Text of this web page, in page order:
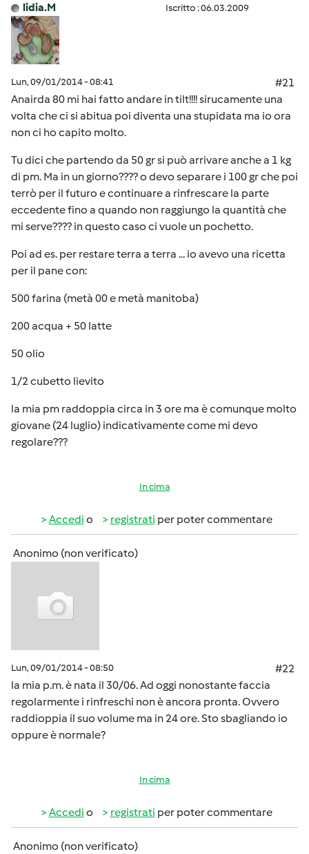
lidia.M Iscritto : 06.03.2009
Lun, 09/01/2014 - 08:41
#21
Anairda 80 mi hai fatto andare in tilt!!!! sirucamente una
volta che ci si abitua poi diventa una stupidata ma io ora
non ci ho capito molto.
Tu dici che partendo da 50 gr si può arrivare anche a 1 kg
di pm. Ma in un giorno???? o devo separare i 100 gr che poi
terrò per il futuro e continuare a rinfrescare la parte
eccedente fino a quando non raggiungo la quantità che
mi serve???? in questo caso ci vuole un pochetto.
Poi ad es. per restare terra a terra ... io avevo una ricetta
per il pane con:
500 farina (metà 00 e metà manitoba)
200 acqua + 50 latte
50 olio
1/2 cubetto lievito
la mia pm raddoppia circa in 3 ore ma è comunque molto
giovane (24 luglio) indicativamente come mi devo
regolare???
In cima
Accedi o registrati per poter commentare
Anonimo (non verificato)
Lun, 09/01/2014 - 08:50
#22
la mia p.m. è nata il 30/06. Ad oggi nonostante faccia
regolarmente i rinfreschi non è ancora pronta. Ovvero
raddioppia il suo volume ma in 24 ore. Sto sbagliando io
oppure è normale?
In cima
Accedi o registrati per poter commentare
Anonimo (non verificato)